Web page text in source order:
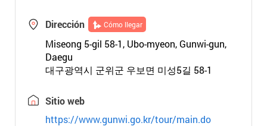
Dirección Cómo llegar
Miseong 5-gil 58-1, Ubo-myeon, Gunwi-gun,
Daegu
대구광역시 군위군 우보면 미성5길 58-1
Sitio web
https://www.gunwi.go.kr/tour/main.do